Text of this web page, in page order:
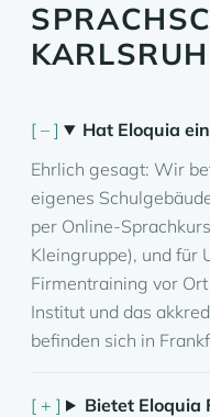
Hat Eloquia
Ehrlich gesagt: Wir
eigenes
per Online-
Kleingruppe), und für
Firmentraining vor
Institut und das
befinden sich in
Bietet Eloquia